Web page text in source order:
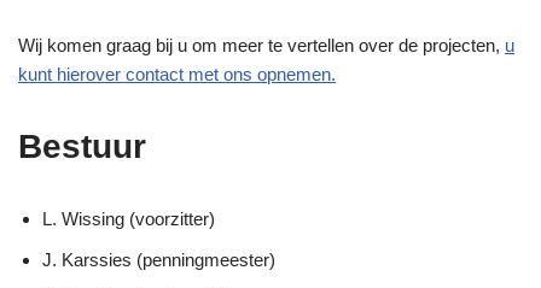
Wij komen graag bij u om meer te vertellen over de projecten, u
kunt hierover contact met ons opnemen.
Bestuur
L. Wissing (voorzitter)
J. Karssies (penningmeester)